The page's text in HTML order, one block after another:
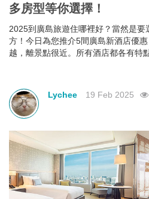
多房型等你選擇！
2025到廣島旅遊住哪裡好？當然是
方！今日為您推介5間廣島新酒店優
越，離景點很近。所有酒店都各有特
Lychee
19 Feb 2025